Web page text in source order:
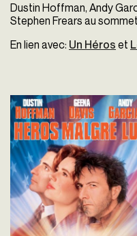
Dustin Hoffman, Andy
Stephen Frears au
En lien avec: Un Héros et